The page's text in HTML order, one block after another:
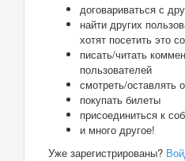
договариваться с
найти других
хотят посетить это
писать/читать
пользователей
смотреть/оставлять
покупать билеты
присоединиться к
и много другое!
Уже зарегистрированы?